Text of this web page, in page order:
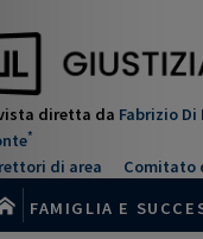
diretta da Fabrizio Di
*
di area Comitato
FAMIGLIA E